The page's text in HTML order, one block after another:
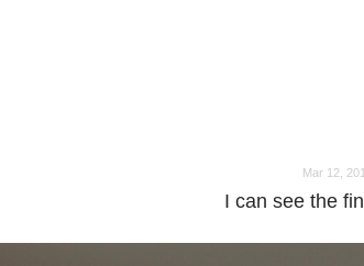
Mar 12,
I can see the